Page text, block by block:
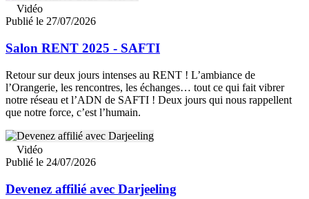
Vidéo
Publié le 27/07/2026
Salon RENT 2025 - SAFTI
Retour sur deux jours intenses au RENT ! L’ambiance de
l’Orangerie, les rencontres, les échanges… tout ce qui fait vibrer
notre réseau et l’ADN de SAFTI ! Deux jours qui nous rappellent
que notre force, c’est l’humain.
Vidéo
Publié le 24/07/2026
Devenez affilié avec Darjeeling